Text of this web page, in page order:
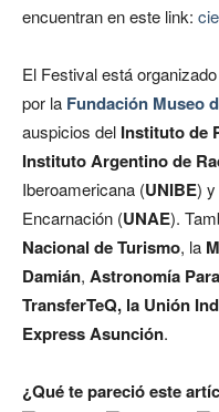
encuentran en este link:
El Festival está
por la Fundación Museo
auspicios del Instituto de
Instituto Argentino de
Iberoamericana (UNIBE) y
Encarnación (UNAE).
Nacional de Turismo, la
Damián, Astronomía
TransferTeQ, la Unión
Express Asunción.
¿Qué te pareció este